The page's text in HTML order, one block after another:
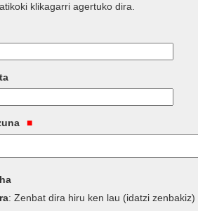
klikagarri agertuko dira.
:Zenbat dira hiru ken lau (idatzi zenbakiz)